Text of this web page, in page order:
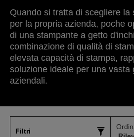
Quando si tratta di scegliere la
per la propria azienda, poche
di una stampante a getto
combinazione di qualità di
elevata capacità di stampa,
soluzione ideale per una vasta
aziendali.
Filtri